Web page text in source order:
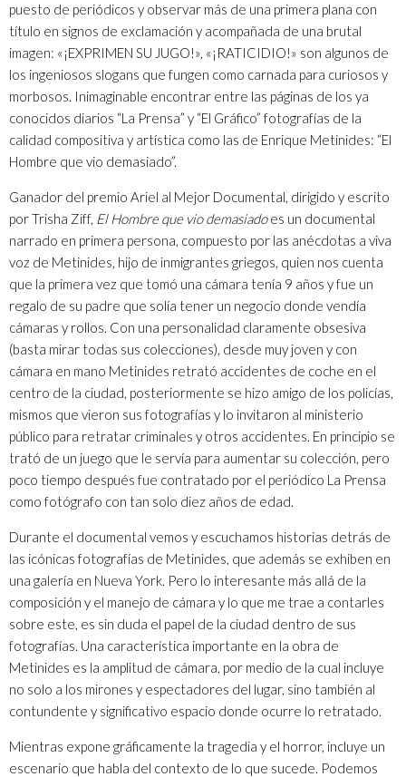
puesto de periódicos y observar más de una primera plana con
título en signos de exclamación y acompañada de una brutal
imagen: «¡EXPRIMEN SU JUGO!», «¡RATICIDIO!» son algunos de
los ingeniosos slogans que fungen como carnada para curiosos y
morbosos. Inimaginable encontrar entre las páginas de los ya
conocidos diarios “La Prensa” y “El Gráfico” fotografías de la
calidad compositiva y artística como las de Enrique Metinides: “El
Hombre que vio demasiado”.
Ganador del premio Ariel al Mejor Documental, dirigido y escrito
por Trisha Ziff, El Hombre que vio demasiadoes un documental
narrado en primera persona, compuesto por las anécdotas a viva
voz de Metinides, hijo de inmigrantes griegos, quien nos cuenta
que la primera vez que tomó una cámara tenía 9 años y fue un
regalo de su padre que solía tener un negocio donde vendía
cámaras y rollos. Con una personalidad claramente obsesiva
(basta mirar todas sus colecciones), desde muy joven y con
cámara en mano Metinides retrató accidentes de coche en el
centro de la ciudad, posteriormente se hizo amigo de los policías,
mismos que vieron sus fotografías y lo invitaron al ministerio
público para retratar criminales y otros accidentes. En principio se
trató de un juego que le servía para aumentar su colección, pero
poco tiempo después fue contratado por el periódico La Prensa
como fotógrafo con tan solo diez años de edad.
Durante el documental vemos y escuchamos historias detrás de
las icónicas fotografías de Metinides, que además se exhiben en
una galería en Nueva York. Pero lo interesante más allá de la
composición y el manejo de cámara y lo que me trae a contarles
sobre este, es sin duda el papel de la ciudad dentro de sus
fotografías. Una característica importante en la obra de
Metinides es la amplitud de cámara, por medio de la cual incluye
no solo a los mirones y espectadores del lugar, sino también al
contundente y significativo espacio donde ocurre lo retratado.
Mientras expone gráficamente la tragedia y el horror, incluye un
escenario que habla del contexto de lo que sucede. Podemos